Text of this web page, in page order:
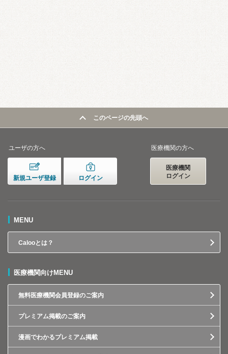
このページの先頭へ
ユーザの方へ
新規ユーザ登録 ログイン
医療機関の方へ
医療機関
ログイン
MENU
Calooとは？
医療機関向けMENU
無料医療機関会員登録のご案内
プレミアム掲載のご案内
漫画でわかるプレミアム掲載